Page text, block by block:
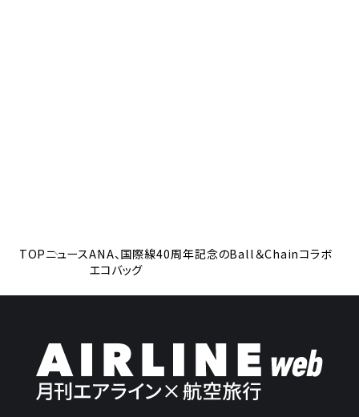
TOPニュースANA、国際線40周年記念のBall＆Chainコラボ
エコバッグ